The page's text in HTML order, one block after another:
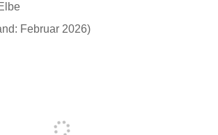
Februar 2026)